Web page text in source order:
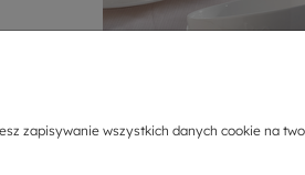
zapisywanie wszystkich danych cookie na